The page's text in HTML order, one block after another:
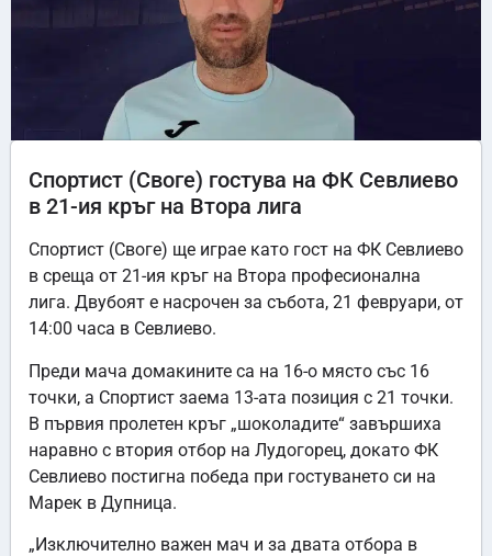
Спортист (Своге) гостува на ФК Севлиево
в 21-ия кръг на Втора лига
Спортист (Своге) ще играе като гост на ФК Севлиево
в среща от 21-ия кръг на Втора професионална
лига. Двубоят е насрочен за събота, 21 февруари, от
14:00 часа в Севлиево.
Преди мача домакините са на 16-о място със 16
точки, а Спортист заема 13-ата позиция с 21 точки.
В първия пролетен кръг „шоколадите“ завършиха
наравно с втория отбор на Лудогорец, докато ФК
Севлиево постигна победа при гостуването си на
Марек в Дупница.
„Изключително важен мач и за двата отбора в